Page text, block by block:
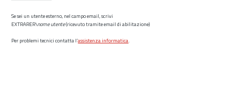
Se sei un utente esterno, nel campo email, scrivi
EXTRARER\nome utente(ricevuto tramite email di abilitazione)
Per problemi tecnici contatta l’assistenza informatica.